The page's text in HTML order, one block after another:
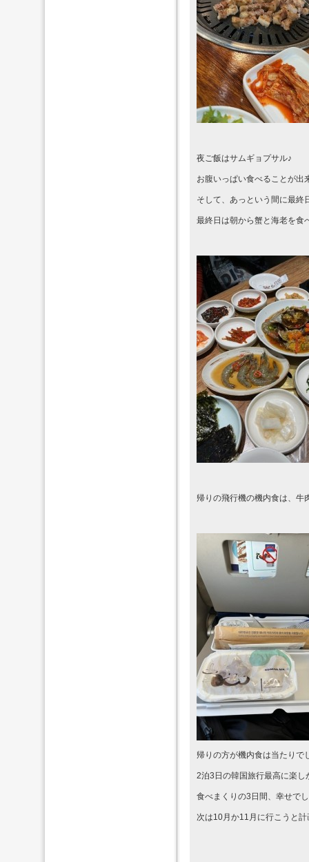
夜ご飯はサムギョプサル♪
お腹いっぱい食べることが出
そして、あっという間に最終
最終日は朝から蟹と海老を食
帰りの飛行機の機内食は、牛
帰りの方が機内食は当たりで
2泊3日の韓国旅行最高に楽し
食べまくりの3日間、幸せで
次は10月か11月に行こうと